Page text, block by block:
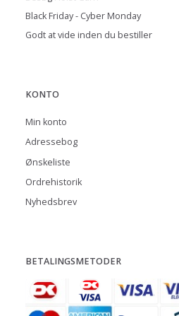
Black Friday - Cyber Monday
Godt at vide inden du bestiller
KONTO
Min konto
Adressebog
Ønskeliste
Ordrehistorik
Nyhedsbrev
BETALINGSMETODER